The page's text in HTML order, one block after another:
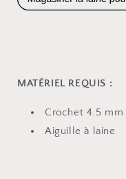
MATÉRIEL REQUIS :
Crochet 4.5 mm
Aiguille à laine